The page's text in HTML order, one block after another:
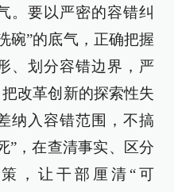
。要以严密的容错纠
碗”的底气，正确把握
、划分容错边界，严
改革创新的探索性失
纳入容错范围，不搞
”，在查清事实、区分
，让干部厘清“可